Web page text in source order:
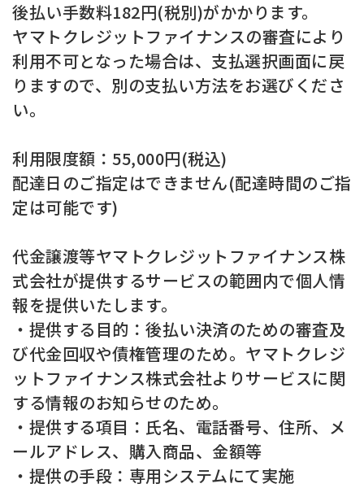
後払い手数料182円(税別)がかかります。
ヤマトクレジットファイナンスの審査により
利用不可となった場合は、支払選択画面に戻
りますので、別の支払い方法をお選びくださ
い。
利用限度額：55,000円(税込)
配達日のご指定はできません(配達時間のご指
定は可能です)
代金譲渡等ヤマトクレジットファイナンス株
式会社が提供するサービスの範囲内で個人情
報を提供いたします。
・提供する目的：後払い決済のための審査及
び代金回収や債権管理のため。ヤマトクレジ
ットファイナンス株式会社よりサービスに関
する情報のお知らせのため。
・提供する項目：氏名、電話番号、住所、メ
ールアドレス、購入商品、金額等
・提供の手段：専用システムにて実施